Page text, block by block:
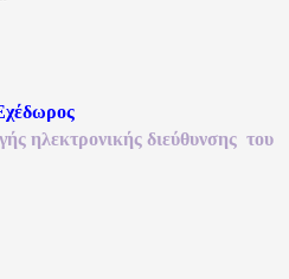
ηλεκτρονικής διεύθυνσης του